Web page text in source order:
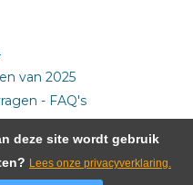
van 2025
- FAQ's
deze site wordt gebruik
Lees onze privacyverklaring.